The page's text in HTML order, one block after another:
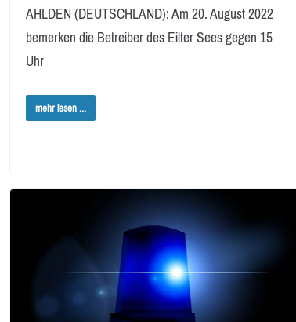
AHLDEN (DEUTSCHLAND): Am 20. August 2022
bemerken die Betreiber des Eilter Sees gegen 15
Uhr
mehr lesen ...